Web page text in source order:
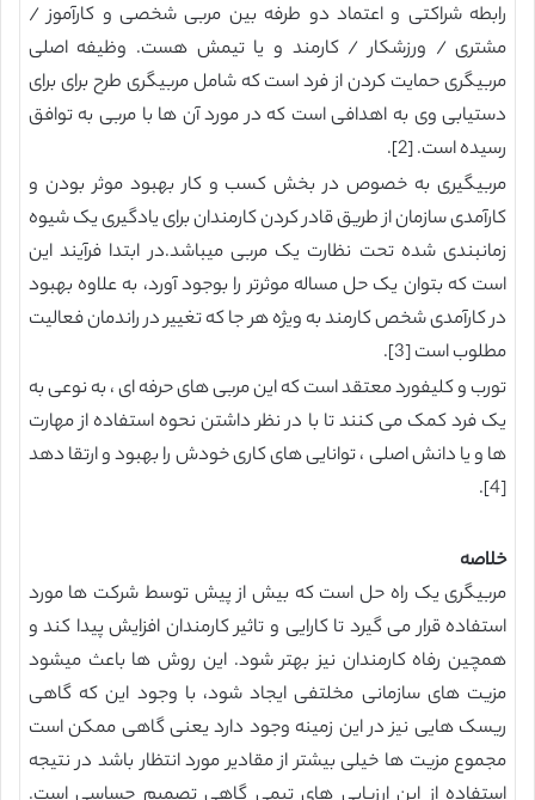
رابطه شراکتی و اعتماد دو طرفه بین مربی شخصی و کارآموز /
مشتری / ورزشکار / کارمند و یا تیمش هست. وظیفه اصلی
مربیگری حمایت کردن از فرد است که شامل مربیگری طرح برای برای
دستیابی وی به اهدافی است که در مورد آن ها با مربی به توافق
رسیده است. [2].
مربیگیری به خصوص در بخش کسب و کار بهبود موثر بودن و
کارآمدی سازمان از طریق قادر کردن کارمندان برای یادگیری یک شیوه
زمانبندی شده تحت نظارت یک مربی میباشد.در ابتدا فرآیند این
است که بتوان یک حل مساله موثرتر را بوجود آورد، به علاوه بهبود
در کارآمدی شخص کارمند به ویژه هر جا که تغییر در راندمان فعالیت
مطلوب است [3].
تورب و کلیفورد معتقد است که این مربی های حرفه ای ، به نوعی به
یک فرد کمک می کنند تا با در نظر داشتن نحوه استفاده از مهارت
ها و یا دانش اصلی ، توانایی های کاری خودش را بهبود و ارتقا دهد
[4].
خلاصه
مربیگری یک راه حل است که بیش از پیش توسط شرکت ها مورد
استفاده قرار می گیرد تا کارایی و تاثیر کارمندان افزایش پیدا کند و
همچین رفاه کارمندان نیز بهتر شود. این روش ها باعث میشود
مزیت های سازمانی مخلتفی ایجاد شود، با وجود این که گاهی
ریسک هایی نیز در این زمینه وجود دارد یعنی گاهی ممکن است
مجموع مزیت ها خیلی بیشتر از مقادیر مورد انتظار باشد در نتیجه